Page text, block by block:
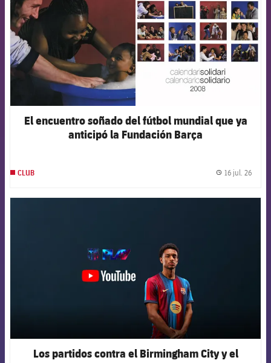
El encuentro soñado del fútbol mundial que ya
anticipó la Fundación Barça
CLUB 16 jul. 26
Los partidos contra el Birmingham City y el